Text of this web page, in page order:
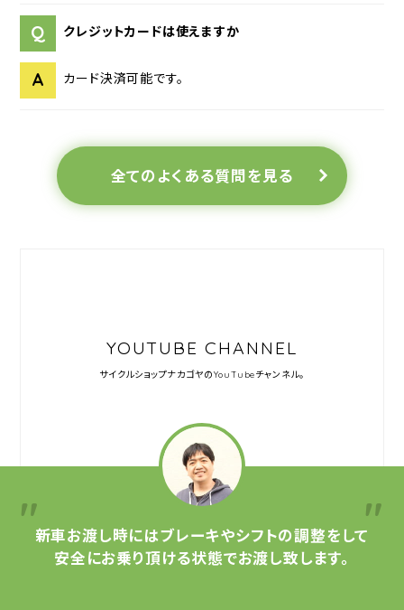
Q クレジットカードは使えますか
A カード決済可能です。
全てのよくある質問を見る
YOUTUBE CHANNEL
サイクルショップナカゴヤのYouTubeチャンネル。
新車お渡し時にはブレーキやシフトの調整をして
安全にお乗り頂ける状態でお渡し致します。